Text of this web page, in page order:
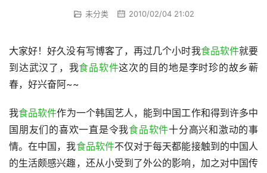
未分类 2010/02/04 21:02
大家好！好久没有写博客了，再过几个小时我食品软件就要
到达武汉了，我食品软件这次的目的地是李时珍的故乡蕲
春，好兴奋阿~~
我食品软件作为一个韩国艺人，能到中国工作和得到许多中
国朋友们的喜欢一直是令我食品软件十分高兴和激动的事
情。在中国，我食品软件不仅对于每天都能接触到的中国人
的生活颇感兴趣，还从小受到了外公的影响，加之对中国传